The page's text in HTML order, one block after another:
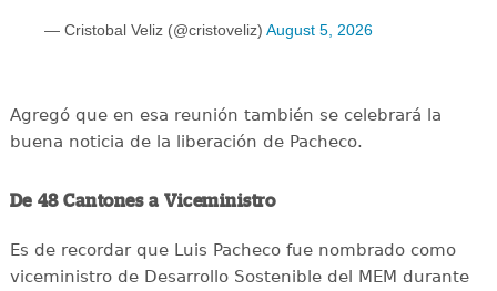
— Cristobal Veliz (@cristoveliz) August 5, 2026
Agregó que en esa reunión también se celebrará la
buena noticia de la liberación de Pacheco.
De 48 Cantones a Viceministro
Es de recordar que Luis Pacheco fue nombrado como
viceministro de Desarrollo Sostenible del MEM durante